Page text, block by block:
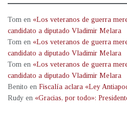
Tom en «Los veteranos de guerra
candidato a diputado Vladimir Melara
Tom en «Los veteranos de guerra
candidato a diputado Vladimir Melara
Tom en «Los veteranos de guerra
candidato a diputado Vladimir Melara
Benito en Fiscalía aclara «Ley
Rudy en «Gracias, por todo»: